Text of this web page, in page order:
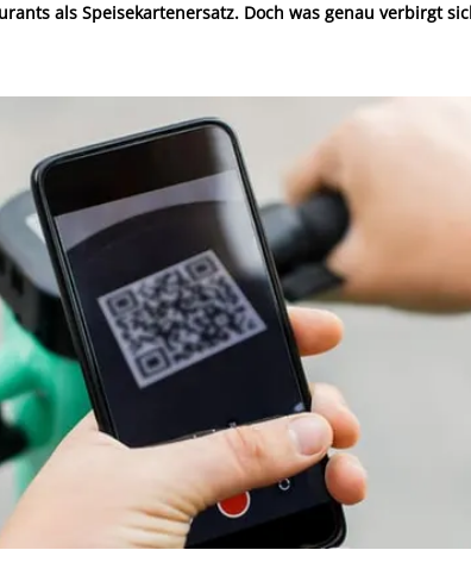
als Speisekartenersatz. Doch was genau verbirgt